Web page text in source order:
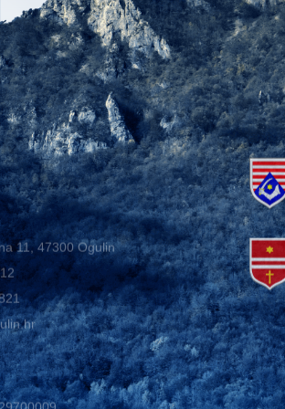
11, 47300 Ogulin